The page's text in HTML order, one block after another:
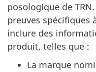
posologique de
preuves spécifiques
inclure des
produit, telles que :
La marque